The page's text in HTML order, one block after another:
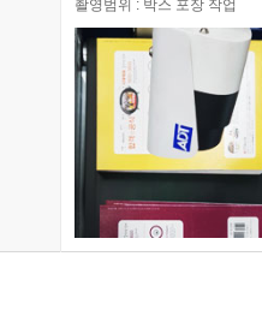
촬영범위 : 박스 포장 작업